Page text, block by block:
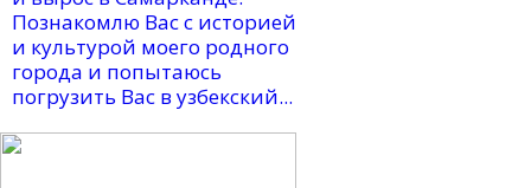
Познакомлю Вас с историей
и культурой моего родного
города и попытаюсь
погрузить Вас в узбекский...